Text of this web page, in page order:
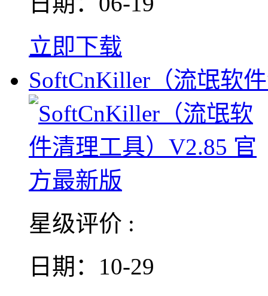
立即下载
SoftCnKiller（流氓软
星级评价 :
日期：10-29